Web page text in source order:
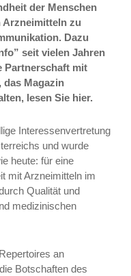
der Menschen
Arzneimitteln zu
Dazu
seit vielen Jahren
Partnerschaft mit
das Magazin
lesen Sie hier.
Interessenvertretung
und wurde
heute: für eine
mit Arzneimitteln im
Qualität und
medizinischen
an
Botschaften des